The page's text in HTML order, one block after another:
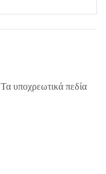
Τα υποχρεωτικά πεδία